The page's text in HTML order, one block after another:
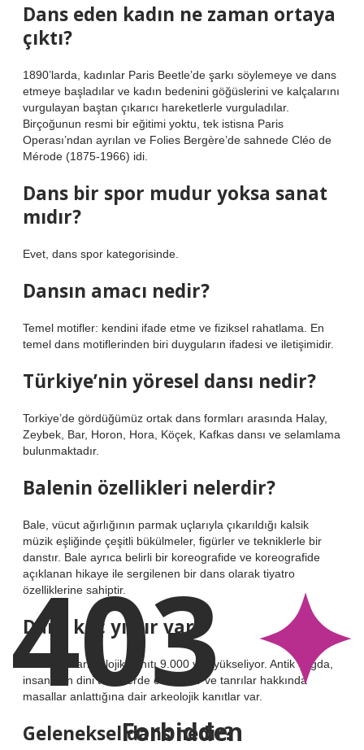
Dans eden kadın ne zaman ortaya
çıktı?
1890’larda, kadınlar Paris Beetle’de şarkı söylemeye ve dans
etmeye başladılar ve kadın bedenini göğüslerini ve kalçalarını
vurgulayan baştan çıkarıcı hareketlerle vurguladılar.
Birçoğunun resmi bir eğitimi yoktu, tek istisna Paris
Operası’ndan ayrılan ve Folies Bergère’de sahnede Cléo de
Mérode (1875-1966) idi.
Dans bir spor mudur yoksa sanat
mıdır?
Evet, dans spor kategorisinde.
Dansın amacı nedir?
Temel motifler: kendini ifade etme ve fiziksel rahatlama. En
temel dans motiflerinden biri duyguların ifadesi ve iletişimidir.
Türkiye’nin yöresel dansı nedir?
Torkiye’de gördüğümüz ortak dans formları arasında Halay,
Zeybek, Bar, Horon, Hora, Köçek, Kafkas dansı ve selamlama
bulunmaktadır.
Balenin özellikleri nelerdir?
Bale, vücut ağırlığının parmak uçlarıyla çıkarıldığı kalsik
müzik eşliğinde çeşitli bükülmeler, figürler ve tekniklerle bir
danstır. Bale ayrıca belirli bir koreografide ve koreografide
açıklanan hikaye ile sergilenen bir dans olarak tiyatro
özelliklerine sahiptir.
Dans kaç yıldır var?
Dansın ilk arkeolojik kanıtı 9.000 yıla yükseliyor. Antik çağda,
insanların dini törenlerde efsaneler ve tanrılar hakkında
masallar anlattığına dair arkeolojik kanıtlar var.
Geleneksel dans nedir?
403
Forbidden